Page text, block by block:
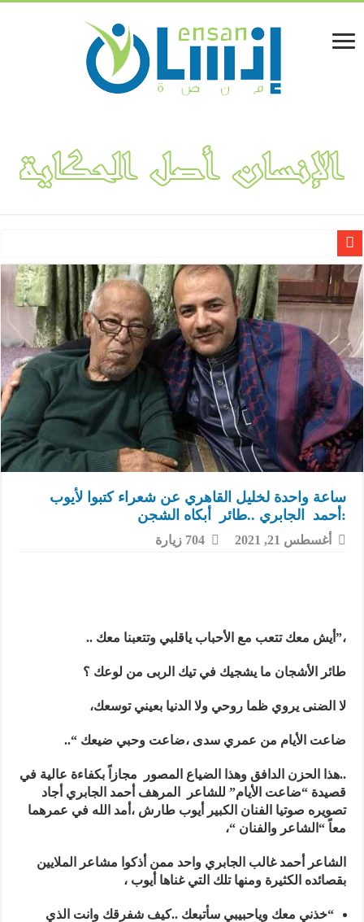
لينا المفلحي.. قصة نجاح مشروع “فكتوريا بوتيك” لتصميم وهندسة
ساعة واحدة لخليل القاهري عن شعراء كتبوا لأيوب
:أحمد الجابري ..طائر أبكاه الشجن
أغسطس 21, 2021 704 زيارة
،”أيش معك تتعب مع الأحباب ياقلبي وتتعبنا معك ..
طائر الأشجان ما يشجيك في تيك الربى من لوعك ؟
لا الضنى يروي ظما روحي ولا الدنيا بعيني توسعك،
ضاعت الأيام من عمري سدى ،ضاعت وحبي ضيعك “..
..هذا الحزن الدافق وهذا الضياع المصور مجازاً بكفاءة عالية في
قصيدة “ضاعت الأيام” للشاعر المرهف أحمد الجابري أجاد
تصويره صوتيا الفنان الكبير أيوب طارش ،أمد الله في عمرهما
معاً “الشاعر والفنان “،
الشاعر أحمد غالب الجابري واحد ممن أذكوا مشاعر الملايين
بقصائده الكثيرة ومنها تلك التي غناها أيوب ،
“خذني معك وياحبيبي سأتبعك ..كيف شفرقك وانت الذي